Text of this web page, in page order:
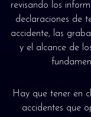
revisando los
declaraciones de
accidente, las
y el alcance de
Hay que tener en
accidentes que